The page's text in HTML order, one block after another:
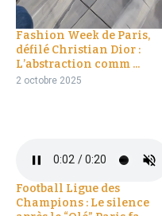
Fashion Week de Paris,
défilé Christian Dior :
L’abstraction comm ...
2 octobre 2025
Football Ligue des
Champions : Le silence